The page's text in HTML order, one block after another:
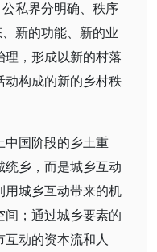
私界分明确、秩序
新的功能、新的业
，形成以新的村落
动构成的新的乡村秩
中国阶段的乡土重
乡，而是城乡互动
用城乡互动带来的机
；通过城乡要素的
动的资本流和人